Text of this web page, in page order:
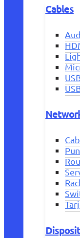
Cables